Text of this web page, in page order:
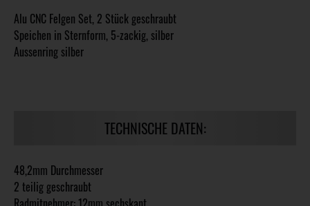
Alu CNC Felgen Set, 2 Stück geschraubt
Speichen in Sternform, 5-zackig, silber
Aussenring silber
TECHNISCHE DATEN:
48,2mm Durchmesser
2 teilig geschraubt